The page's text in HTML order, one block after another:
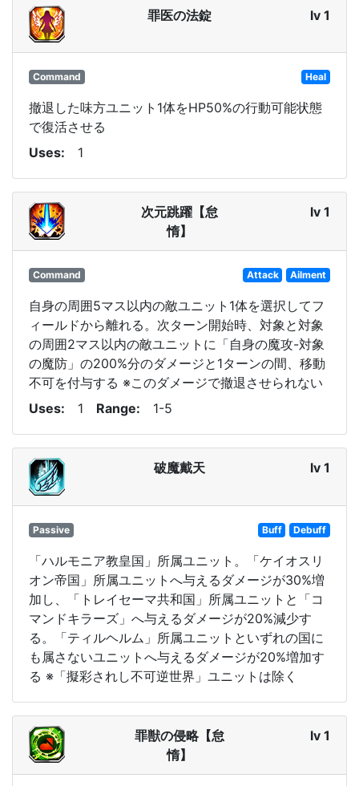
罪医の法錠 lv 1
Command Heal
撤退した味方ユニット1体をHP50%の行動可能状態
で復活させる
Uses
1
次元跳躍【怠
惰】
lv 1
Command Attack Ailment
自身の周囲5マス以内の敵ユニット1体を選択してフ
ィールドから離れる。次ターン開始時、対象と対象
の周囲2マス以内の敵ユニットに「自身の魔攻-対象
の魔防」の200%分のダメージと1ターンの間、移動
不可を付与する ※このダメージで撤退させられない
Uses
1 Range 1-5
破魔戴天 lv 1
Passive Buff Debuff
「ハルモニア教皇国」所属ユニット。「ケイオスリ
オン帝国」所属ユニットへ与えるダメージが30%増
加し、「トレイセーマ共和国」所属ユニットと「コ
マンドキラーズ」へ与えるダメージが20%減少す
る。「ティルヘルム」所属ユニットといずれの国に
も属さないユニットへ与えるダメージが20%増加す
る ※「擬彩されし不可逆世界」ユニットは除く
罪獣の侵略【怠
惰】
lv 1